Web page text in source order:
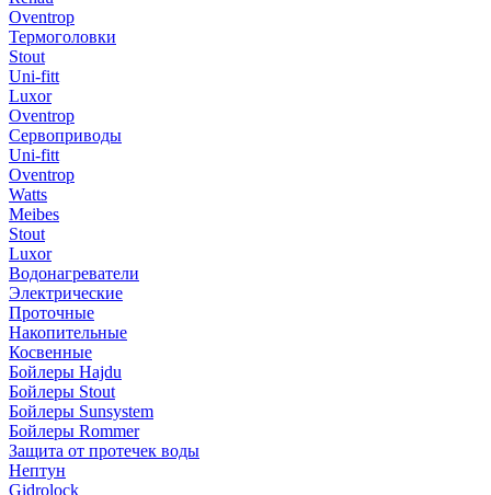
Oventrop
Термоголовки
Stout
Uni-fitt
Luxor
Oventrop
Сервоприводы
Uni-fitt
Oventrop
Watts
Meibes
Stout
Luxor
Водонагреватели
Электрические
Проточные
Накопительные
Косвенные
Бойлеры Hajdu
Бойлеры Stout
Бойлеры Sunsystem
Бойлеры Rommer
Защита от протечек воды
Нептун
Gidrolock